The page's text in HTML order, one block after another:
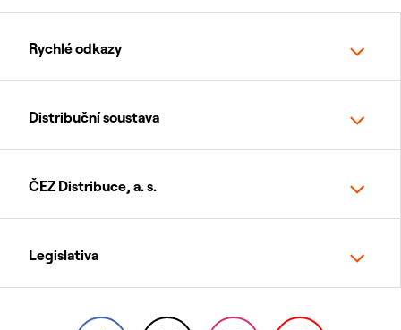
Rychlé odkazy
Distribuční soustava
ČEZ Distribuce, a. s.
Legislativa